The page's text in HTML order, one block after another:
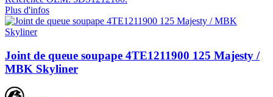
Plus d'infos
Joint de queue soupape 4TE1211900 125 Majesty /
MBK Skyliner